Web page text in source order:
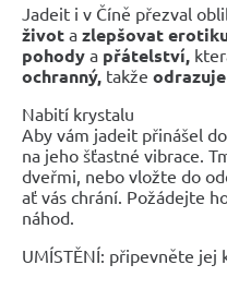
Jadeit i v Číně přezval
život a zlepšovat
pohody a přátelství,
ochranný, takže
Nabití krystalu
Aby vám jadeit přinášel
na jeho šťastné vibrace.
dveřmi, nebo vložte do
ať vás chrání. Požádejte
náhod.
UMÍSTĚNÍ: připevněte jej